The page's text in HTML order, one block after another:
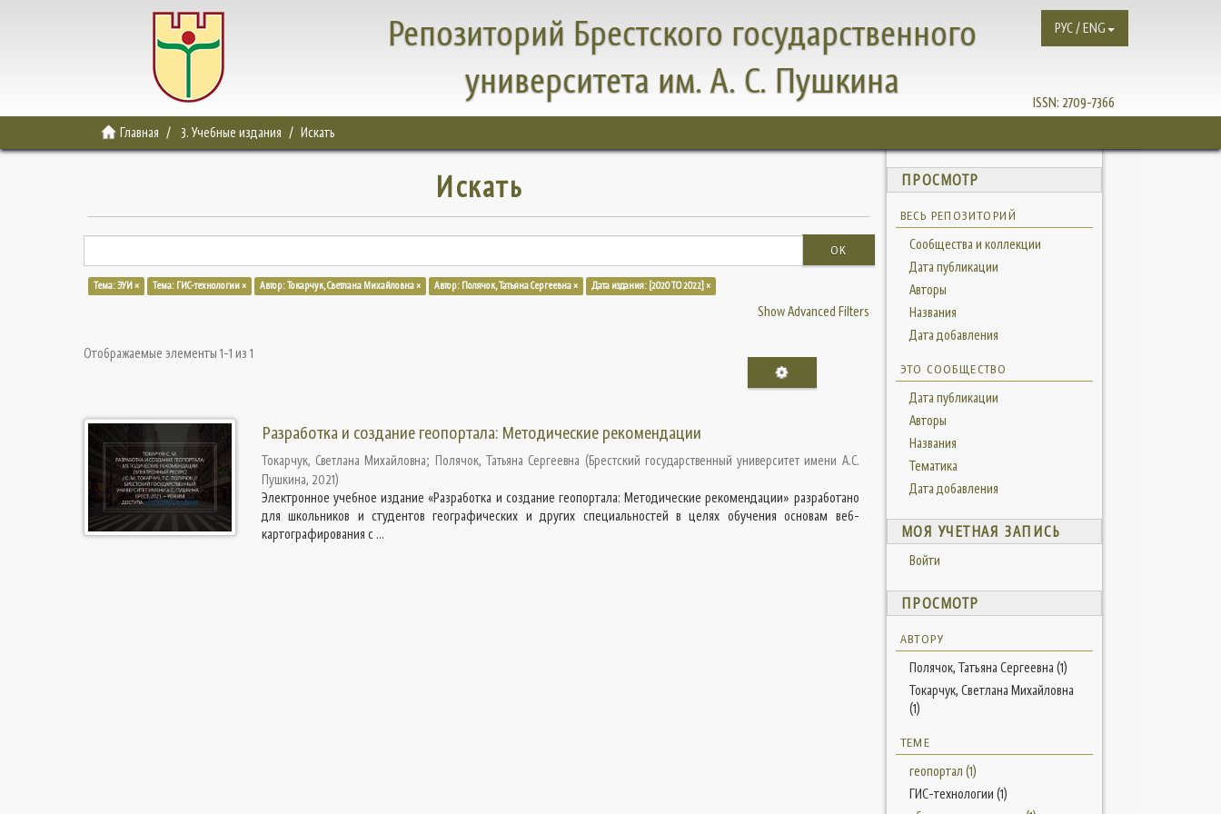
Репозиторий Брестского государственного
университета им. А. С. Пушкина
ISSN: 2709-7366
РУС / ENG
Главная 3. Учебные издания Искать
Искать
OK
Тема: ЭУИ × Тема: ГИС-технологии × Автор: Токарчук, Светлана Михайловна × Автор: Полячок, Татьяна Сергеевна × Дата издания: [2020 TO 2022] ×
Show Advanced Filters
Отображаемые элементы 1-1 из 1
Разработка и создание геопортала: Методические рекомендации
Токарчук, Светлана Михайловна; Полячок, Татьяна Сергеевна (Брестский государственный университет имени А.С.
Пушкина, 2021)
Электронное учебное издание «Разработка и создание геопортала: Методические рекомендации» разработано
для школьников и студентов географических и других специальностей в целях обучения основам веб-
картографирования с ...
ПРОСМОТР
ВЕСЬ РЕПОЗИТОРИЙ
Сообщества и коллекции
Дата публикации
Авторы
Названия
Дата добавления
ЭТО СООБЩЕСТВО
Дата публикации
Авторы
Названия
Тематика
Дата добавления
МОЯ УЧЕТНАЯ ЗАПИСЬ
Войти
ПРОСМОТР
АВТОРУ
Полячок, Татьяна Сергеевна (1)
Токарчук, Светлана Михайловна
(1)
ТЕМЕ
геопортал (1)
ГИС-технологии (1)